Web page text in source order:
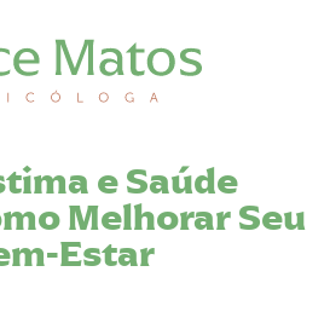
e Saúde
Melhorar Seu
Estar